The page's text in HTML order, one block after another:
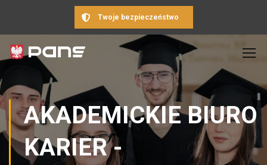
Twoje bezpieczeństwo
AKADEMICKIE BIURO
KARIER -